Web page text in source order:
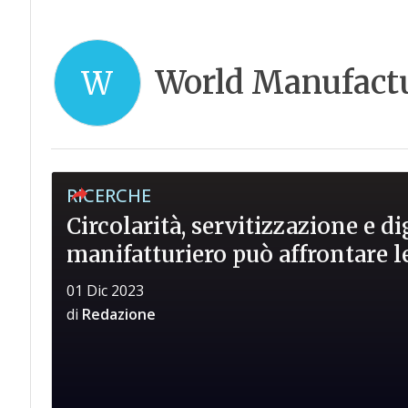
W World
RICERCHE
Circolarità, servitizzazione e
manifatturiero può affrontare
01 Dic 2023
di Redazione